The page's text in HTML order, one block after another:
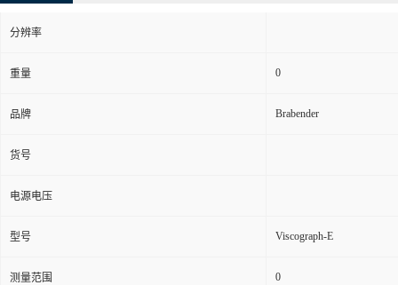
分辨率
重量 0
品牌 Brabender
货号
电源电压
型号 Viscograph-E
测量范围 0